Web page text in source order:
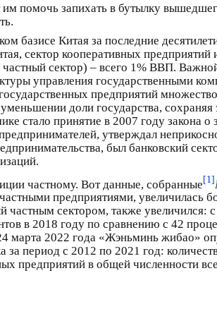
помочь запихать в бутылку
Китая за последние
сектор кооперативных предприятий
сектор) – всего 1% ВВП.
управления государственными
предприятий
доли государства, сохраняя
стало принятие в 2007 году закона о
утверждал
был банковский
частному. Вот данные, собранные[1]
предприятиями, увеличилась
сектором, также увеличился:
в 2018 году по сравнению с 42
марта 2022 года «Жэньминь жибао»
период с 2012 по 2021 год:
предприятий в общей численности